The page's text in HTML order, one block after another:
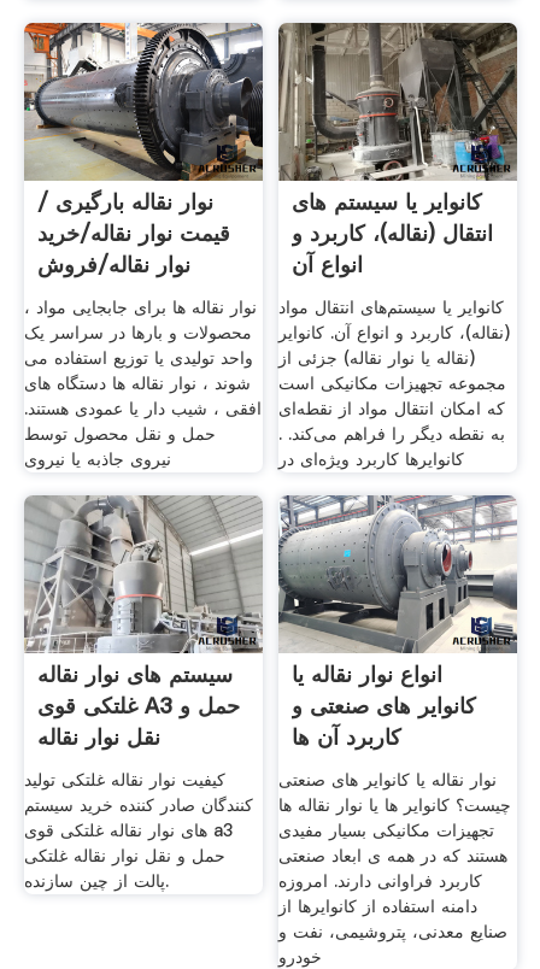
نوار نقاله بارگیری /
قیمت نوار نقاله/خرید
نوار نقاله/فروش
نوار نقاله ها برای جابجایی مواد ،
محصولات و بارها در سراسر یک
واحد تولیدی یا توزیع استفاده می
شوند ، نوار نقاله ها دستگاه های
افقی ، شیب دار یا عمودی هستند.
حمل و نقل محصول توسط
نیروی جاذبه یا نیروی
کانوایر یا سیستم های
انتقال (نقاله)، کاربرد و
انواع آن
کانوایر یا سیستم‌های انتقال مواد
(نقاله)، کاربرد و انواع آن. کانوایر
(نقاله یا نوار نقاله) جزئی از
مجموعه تجهیزات مکانیکی است
که امکان انتقال مواد از نقطه‌ای
به نقطه دیگر را فراهم می‌کند. .
کانوایرها کاربرد ویژه‌ای در
سیستم های نوار نقاله
غلتکی قوی A3 حمل و
نقل نوار نقاله
کیفیت نوار نقاله غلتکی تولید
کنندگان صادر کننده خرید سیستم
های نوار نقاله غلتکی قوی a3
حمل و نقل نوار نقاله غلتکی
پالت از چین سازنده.
انواع نوار نقاله یا
کانوایر های صنعتی و
کاربرد آن ها
نوار نقاله یا کانوایر های صنعتی
چیست؟ کانوایر ها یا نوار نقاله ها
تجهیزات مکانیکی بسیار مفیدی
هستند که در همه ی ابعاد صنعتی
کاربرد فراوانی دارند. امروزه
دامنه استفاده از کانوایرها از
صنایع معدنی، پتروشیمی، نفت و
خودرو